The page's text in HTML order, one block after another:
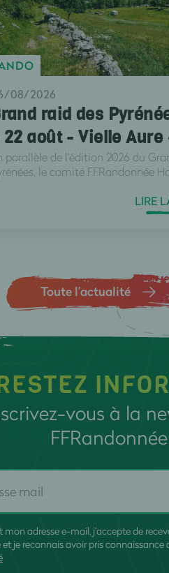
08/2026
raid des
22 août - Vielle Aure
parallèle de l'édition 2026 du
le comité FFRandonnée
LIRE
Toute l’actualité
vous à la
FFRandonnée
mon adresse e-mail, j'accepte de
et je reconnais avoir pris connaissance